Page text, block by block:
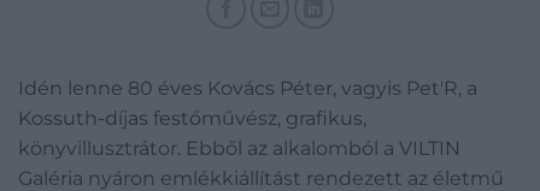
Idén lenne 80 éves Kovács Péter, vagyis Pet'R, a
Kossuth-díjas festőművész, grafikus,
könyvillusztrátor. Ebből az alkalomból a VILTIN
Galéria nyáron emlékkiállítást rendezett az életmű